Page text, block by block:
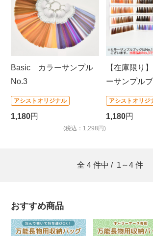
Basic カラーサンプル
No.3
アシストオリジナル
1,180円
(税込：1,298円)
【在庫限り
ーサンプル
アシストオリジ
1,180円
全 4 件中 / 1～4 件
おすすめ商品